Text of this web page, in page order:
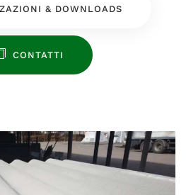
& DOWNLOADS
CONTATTI